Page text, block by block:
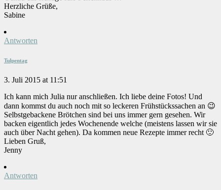
Herzliche Grüße,
Sabine
Antworten
Tulpentag
3. Juli 2015 at 11:51
Ich kann mich Julia nur anschließen. Ich liebe deine Fotos! Und
dann kommst du auch noch mit so leckeren Frühstückssachen an 😉
Selbstgebackene Brötchen sind bei uns immer gern gesehen. Wir
backen eigentlich jedes Wochenende welche (meistens lassen wir sie
auch über Nacht gehen). Da kommen neue Rezepte immer recht 🙂
Lieben Gruß,
Jenny
Antworten